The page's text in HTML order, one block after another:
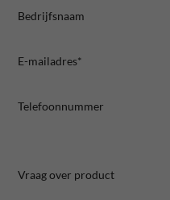
Bedrijfsnaam
E-mailadres*
Telefoonnummer
Vraag over product